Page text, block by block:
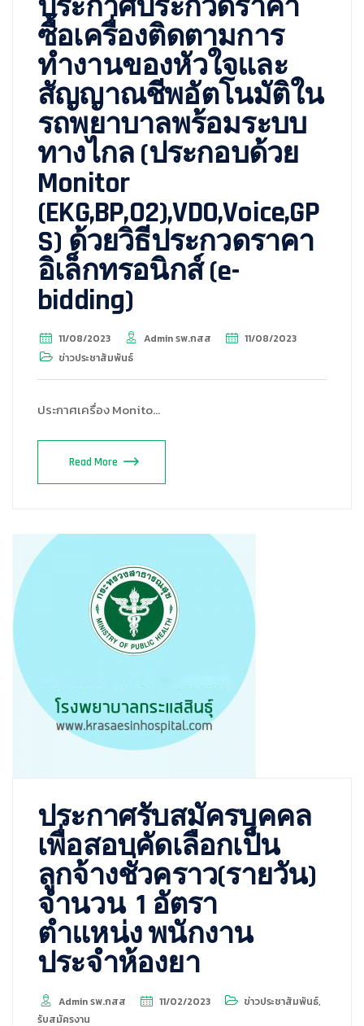
ประกาศประกวดราคา
ซื้อเครื่องติดตามการ
ทำงานของหัวใจและ
สัญญาณชีพอัตโนมัติใน
รถพยาบาลพร้อมระบบ
ทางไกล (ประกอบด้วย
Monitor
(EKG,BP,O2),VDO,Voice,GP
S) ด้วยวิธีประกวดราคา
อิเล็กทรอนิกส์ (e-
bidding)
11/08/2023 Admin รพ.กสส
11/08/2023
ข่าวประชาสัมพันธ์
ประกาศเครื่อง Monito…
Read More
ประกาศรับสมัครบุคคล
เพื่อสอบคัดเลือกเป็น
ลูกจ้างชั่วคราว(รายวัน)
จำนวน 1 อัตรา
ตำแหน่ง พนักงาน
ประจำห้องยา
Admin รพ.กสส 11/02/2023 ข่าวประชาสัมพันธ์,
รับสมัครงาน